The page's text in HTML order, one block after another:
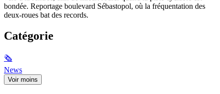
bondée. Reportage boulevard Sébastopol, où la fréquentation des
deux-roues bat des records.
Catégorie
🗞
News
Voir moins